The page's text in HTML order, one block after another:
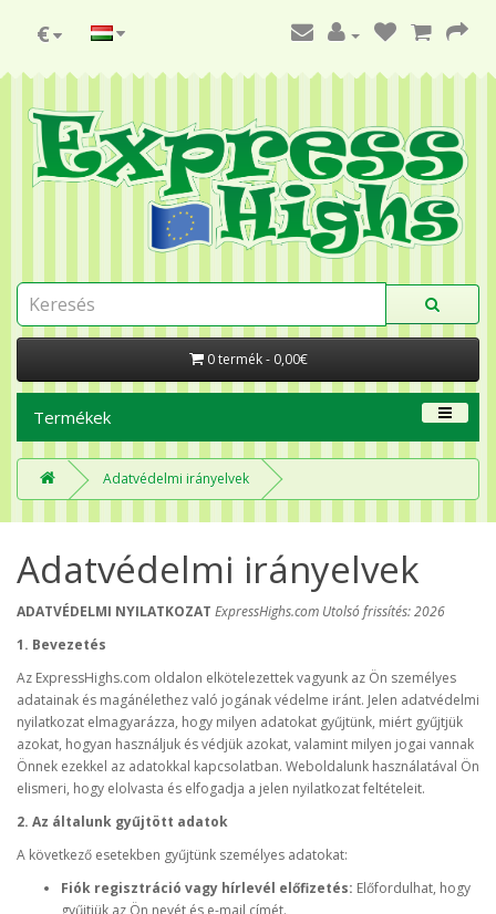
€
0 termék - 0,00€
Termékek
Adatvédelmi irányelvek
Adatvédelmi irányelvek
ADATVÉDELMI NYILATKOZAT ExpressHighs.com Utolsó frissítés: 2026
1. Bevezetés
Az ExpressHighs.com oldalon elkötelezettek vagyunk az Ön személyes
adatainak és magánélethez való jogának védelme iránt. Jelen adatvédelmi
nyilatkozat elmagyarázza, hogy milyen adatokat gyűjtünk, miért gyűjtjük
azokat, hogyan használjuk és védjük azokat, valamint milyen jogai vannak
Önnek ezekkel az adatokkal kapcsolatban. Weboldalunk használatával Ön
elismeri, hogy elolvasta és elfogadja a jelen nyilatkozat feltételeit.
2. Az általunk gyűjtött adatok
A következő esetekben gyűjtünk személyes adatokat:
Fiók regisztráció vagy hírlevél előfizetés: Előfordulhat, hogy
gyűjtjük az Ön nevét és e-mail címét.